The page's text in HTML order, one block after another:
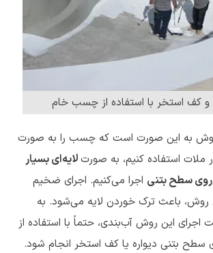
و کف استخر با استفاده از چسب خام
روش به این صورت است که چسب را به صورت
ملات استفاده کنیم، به صورتلایه‌ای بسیار
روی سطح بتنی اجرا می‌کنیم. اجرای ضخیم
باعث ترک خوردن لایه می‌شود. به
اجرای این روش آب‌بندی، حتماً با استفاده از
سطح بتنی دیواره یا کف استخر انجام شود.